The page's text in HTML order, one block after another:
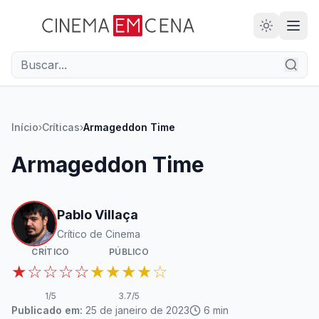
28
ANOS
Início›Críticas›Armageddon Time
Armageddon Time
Pablo Villaça
Crítico de Cinema
CRÍTICO
★☆☆☆☆
1/5
PÚBLICO
★★★★☆
3.7/5
Publicado em: 25 de janeiro de 2023 6 min